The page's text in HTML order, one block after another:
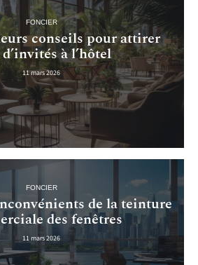
FONCIER
conseils pour attirer
à l’hôtel
11 mars 2026
FONCIER
de la teinture
des fenêtres
11 mars 2026